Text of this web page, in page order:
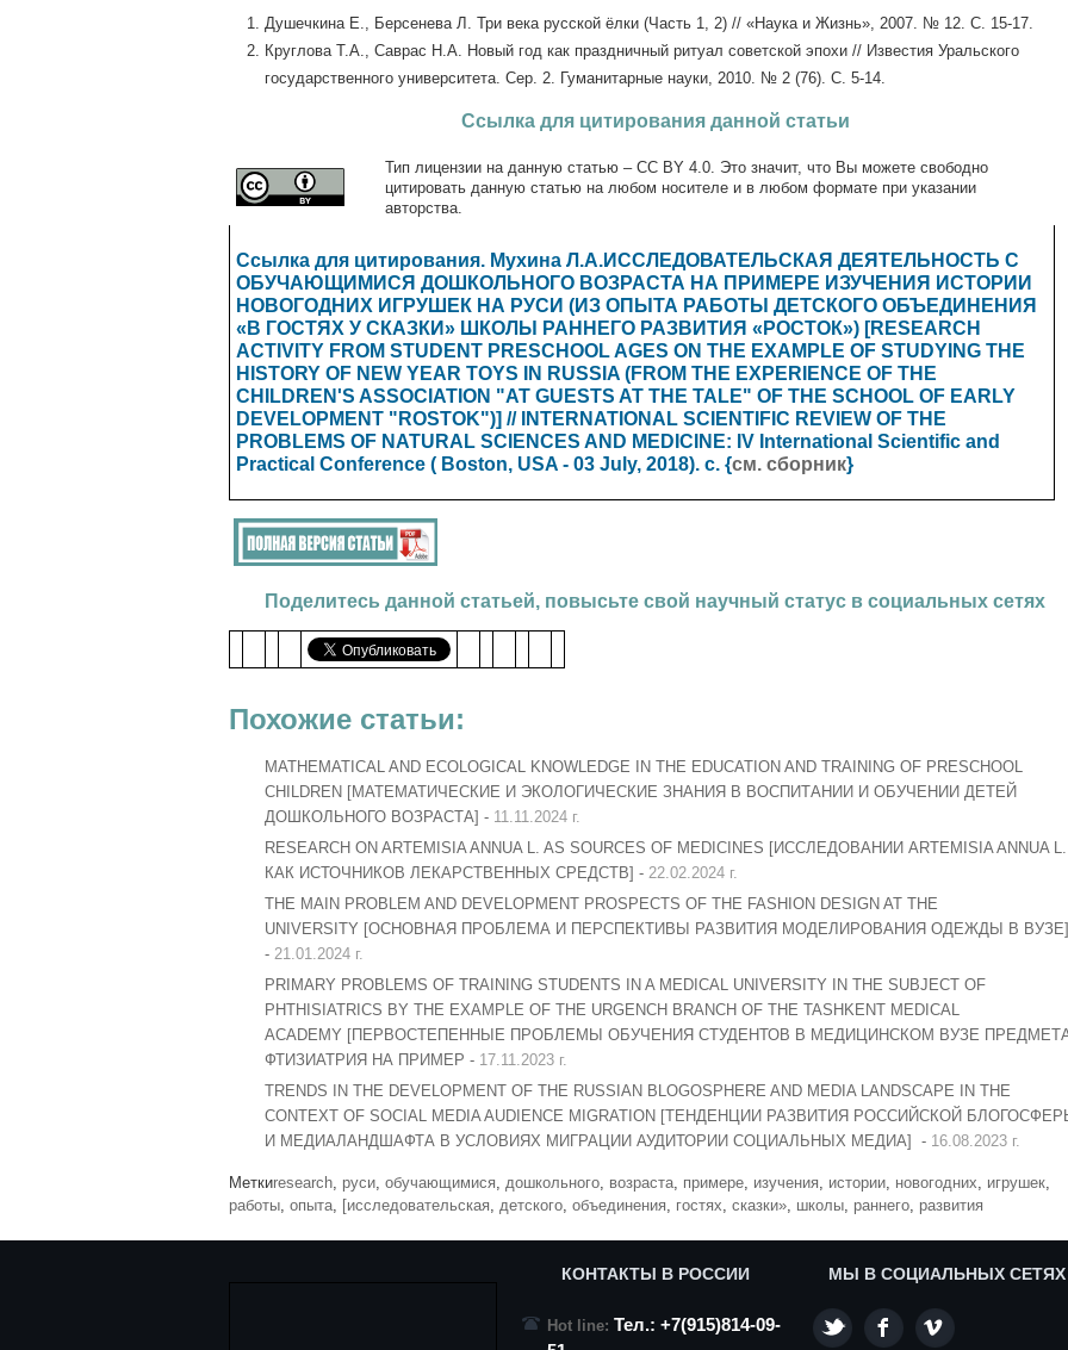
Душечкина Е., Берсенева Л. Три века русской ёлки (Часть 1, 2) // «Наука и Жизнь», 2007. № 12. С. 15-17.
Круглова Т.А., Саврас Н.А. Новый год как праздничный ритуал советской эпохи // Известия Уральского
государственного университета. Сер. 2. Гуманитарные науки, 2010. № 2 (76). С. 5-14.
Ссылка для цитирования данной статьи
Тип лицензии на данную статью – CC BY 4.0. Это значит, что Вы можете свободно
цитировать данную статью на любом носителе и в любом формате при указании
авторства.
Ссылка для цитирования. Мухина Л.А.ИССЛЕДОВАТЕЛЬСКАЯ ДЕЯТЕЛЬНОСТЬ С
ОБУЧАЮЩИМИСЯ ДОШКОЛЬНОГО ВОЗРАСТА НА ПРИМЕРЕ ИЗУЧЕНИЯ ИСТОРИИ
НОВОГОДНИХ ИГРУШЕК НА РУСИ (ИЗ ОПЫТА РАБОТЫ ДЕТСКОГО ОБЪЕДИНЕНИЯ
«В ГОСТЯХ У СКАЗКИ» ШКОЛЫ РАННЕГО РАЗВИТИЯ «РОСТОК») [RESEARCH
ACTIVITY FROM STUDENT PRESCHOOL AGES ON THE EXAMPLE OF STUDYING THE
HISTORY OF NEW YEAR TOYS IN RUSSIA (FROM THE EXPERIENCE OF THE
CHILDREN'S ASSOCIATION "AT GUESTS AT THE TALE" OF THE SCHOOL OF EARLY
DEVELOPMENT "ROSTOK")] // INTERNATIONAL SCIENTIFIC REVIEW OF THE
PROBLEMS OF NATURAL SCIENCES AND MEDICINE: IV International Scientific and
Practical Conference ( Boston, USA - 03 July, 2018). с. {см. сборник}
Поделитесь данной статьей, повысьте свой научный статус в социальных сетях
Похожие статьи:
MATHEMATICAL AND ECOLOGICAL KNOWLEDGE IN THE EDUCATION AND TRAINING OF PRESCHOOL
CHILDREN [МАТЕМАТИЧЕСКИЕ И ЭКОЛОГИЧЕСКИЕ ЗНАНИЯ В ВОСПИТАНИИ И ОБУЧЕНИИ ДЕТЕЙ
ДОШКОЛЬНОГО ВОЗРАСТА] - 11.11.2024 г.
RESEARCH ON ARTEMISIA ANNUA L. AS SOURCES OF MEDICINES [ИССЛЕДОВАНИИ ARTEMISIA ANNUA L.
КАК ИСТОЧНИКОВ ЛЕКАРСТВЕННЫХ СРЕДСТВ] - 22.02.2024 г.
THE MAIN PROBLEM AND DEVELOPMENT PROSPECTS OF THE FASHION DESIGN AT THE
UNIVERSITY [ОСНОВНАЯ ПРОБЛЕМА И ПЕРСПЕКТИВЫ РАЗВИТИЯ МОДЕЛИРОВАНИЯ ОДЕЖДЫ В
- 21.01.2024 г.
PRIMARY PROBLEMS OF TRAINING STUDENTS IN A MEDICAL UNIVERSITY IN THE SUBJECT OF
PHTHISIATRICS BY THE EXAMPLE OF THE URGENCH BRANCH OF THE TASHKENT MEDICAL
ACADEMY [ПЕРВОСТЕПЕННЫЕ ПРОБЛЕМЫ ОБУЧЕНИЯ СТУДЕНТОВ В МЕДИЦИНСКОМ ВУЗЕ
ФТИЗИАТРИЯ НА ПРИМЕР - 17.11.2023 г.
TRENDS IN THE DEVELOPMENT OF THE RUSSIAN BLOGOSPHERE AND MEDIA LANDSCAPE IN THE
CONTEXT OF SOCIAL MEDIA AUDIENCE MIGRATION [ТЕНДЕНЦИИ РАЗВИТИЯ РОССИЙСКОЙ
И МЕДИАЛАНДШАФТА В УСЛОВИЯХ МИГРАЦИИ АУДИТОРИИ СОЦИАЛЬНЫХ МЕДИА] - 16.08.2023 г.
Меткиresearch, руси, обучающимися, дошкольного, возраста, примере, изучения, истории, новогодних, игрушек,
работы, опыта, [исследовательская, детского, объединения, гостях, сказки», школы, раннего, развития
КОНТАКТЫ В РОССИИ
Hot line: Тел.: +7(915)814-09-
МЫ В СОЦИАЛЬНЫХ СЕТЯХ